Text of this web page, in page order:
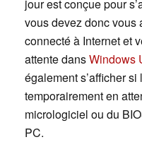
jour est conçue pour
vous devez donc vous
connecté à Internet et
attente dansWindows
également s’afficher
temporairement en
micrologiciel ou du
PC.